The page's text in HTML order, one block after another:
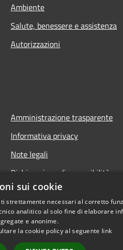
Ambiente
Salute, benessere e assistenza
Autorizzazioni
Amministrazione trasparente
Informativa privacy
Note legali
Dichiarazione di accessibilità
Obiettivi accessibilità 2024
sui cookie
strettamente necessari al corretto
analitico al solo fine di elaborare
e anonime.
la cookie policy al seguente link